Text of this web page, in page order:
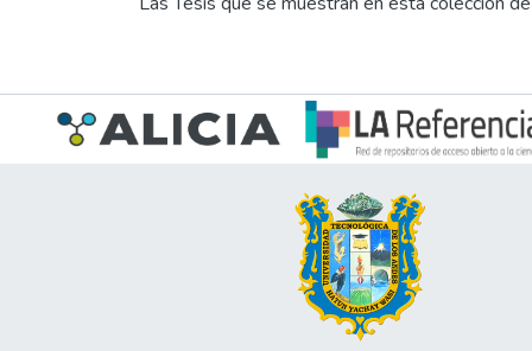
pares y publicidad
automedicación por
distribución
Conclusión:
vida.